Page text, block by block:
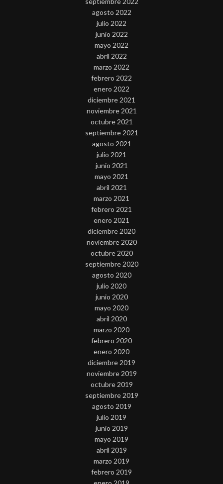
agosto 2022
julio 2022
junio 2022
mayo 2022
abril 2022
marzo 2022
febrero 2022
enero 2022
diciembre 2021
noviembre 2021
octubre 2021
septiembre 2021
agosto 2021
julio 2021
junio 2021
mayo 2021
abril 2021
marzo 2021
febrero 2021
enero 2021
diciembre 2020
noviembre 2020
octubre 2020
septiembre 2020
agosto 2020
julio 2020
junio 2020
mayo 2020
abril 2020
marzo 2020
febrero 2020
enero 2020
diciembre 2019
noviembre 2019
octubre 2019
septiembre 2019
agosto 2019
julio 2019
junio 2019
mayo 2019
abril 2019
marzo 2019
febrero 2019